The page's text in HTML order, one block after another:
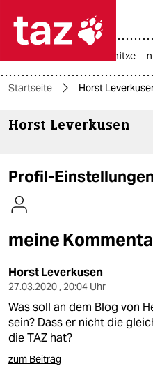
 taz
taz zahl
themen
kultur
sport
berlin
nord
hitze
Startseite Horst
Horst Leverkusen
Profil-Einstellungen
meine
Horst Leverkusen
27.03.2020 , 20:04 Uhr
Was soll an dem Blog von
sein? Dass er nicht die
die TAZ hat?
zum Beitrag